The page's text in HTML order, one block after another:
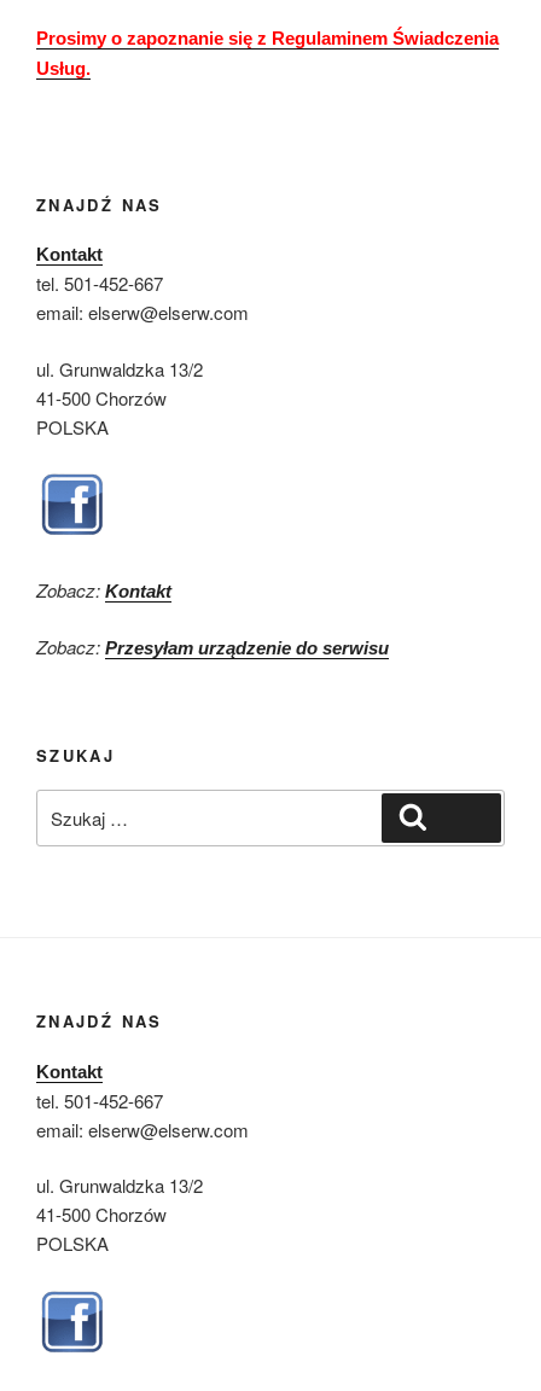
Prosimy o zapoznanie się z Regulaminem Świadczenia
Usług.
ZNAJDŹ NAS
Kontakt
tel. 501-452-667
email: elserw@elserw.com
ul. Grunwaldzka 13/2
41-500 Chorzów
POLSKA
Zobacz: Kontakt
Zobacz: Przesyłam urządzenie do serwisu
SZUKAJ
ZNAJDŹ NAS
Kontakt
tel. 501-452-667
email: elserw@elserw.com
ul. Grunwaldzka 13/2
41-500 Chorzów
POLSKA